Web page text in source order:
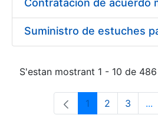
S'estan mostrant 1 - 10 de
Pàgina
1 Pàgina
2 Pàgina
3 ...